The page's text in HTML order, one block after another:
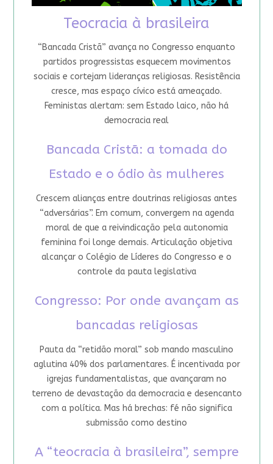
Teocracia à brasileira
“Bancada Cristã” avança no Congresso enquanto
partidos progressistas esquecem movimentos
sociais e cortejam lideranças religiosas. Resistência
cresce, mas espaço cívico está ameaçado.
Feministas alertam: sem Estado laico, não há
democracia real
Bancada Cristã: a tomada do
Estado e o ódio às mulheres
Crescem alianças entre doutrinas religiosas antes
“adversárias”. Em comum, convergem na agenda
moral de que a reivindicação pela autonomia
feminina foi longe demais. Articulação objetiva
alcançar o Colégio de Líderes do Congresso e o
controle da pauta legislativa
Congresso: Por onde avançam as
bancadas religiosas
Pauta da “retidão moral” sob mando masculino
aglutina 40% dos parlamentares. É incentivada por
igrejas fundamentalistas, que avançaram no
terreno de devastação da democracia e desencanto
com a política. Mas há brechas: fé não significa
submissão como destino
A “teocracia à brasileira”, sempre